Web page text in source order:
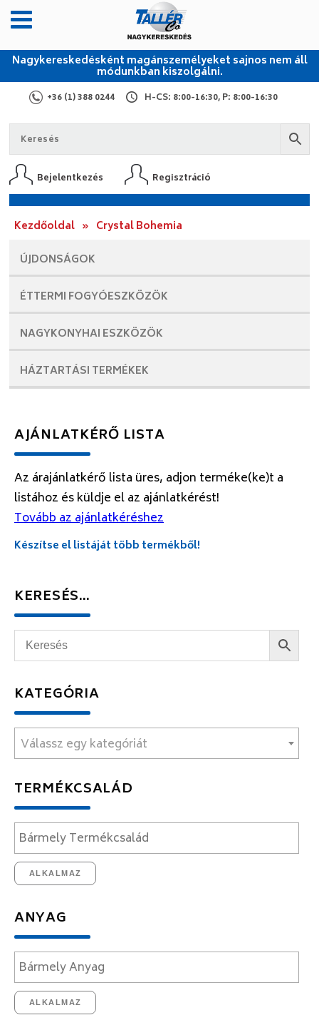
Nagykereskedésként magánszemélyeket sajnos nem áll
módunkban kiszolgálni.
+36 (1) 388 0244 H-CS: 8:00-16:30, P: 8:00-16:30
Bejelentkezés Regisztráció
Kezdőoldal » Crystal Bohemia
ÚJDONSÁGOK
ÉTTERMI FOGYÓESZKÖZÖK
NAGYKONYHAI ESZKÖZÖK
HÁZTARTÁSI TERMÉKEK
AJÁNLATKÉRŐ LISTA
Az árajánlatkérő lista üres, adjon terméke(ke)t a
listához és küldje el az ajánlatkérést!
Tovább az ajánlatkéréshez
Készítse el listáját több termékből!
KERESÉS…
KATEGÓRIA
Válassz egy kategóriát
TERMÉKCSALÁD
ALKALMAZ
ANYAG
ALKALMAZ